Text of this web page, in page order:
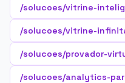
/solucoes/vitrine-
/solucoes/vitrine-
/solucoes/provador-
/solucoes/analytics-